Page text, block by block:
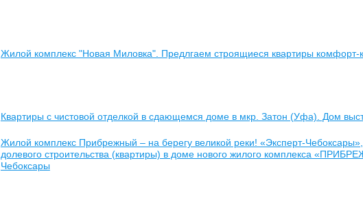
Жилой комплекс "Новая Миловка". Предлгаем строящиеся квартиры комфорт-
Квартиры с чистовой отделкой в сдающемся доме в мкр. Затон (Уфа). Дом
Жилой комплекс Прибрежный – на берегу великой реки! «Эксперт-
долевого строительства (квартиры) в доме нового жилого комплекса
Чебоксары